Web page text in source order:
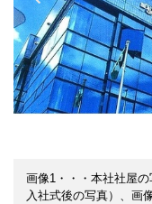
画像1・・・本社社屋
入社式後の写真）、画